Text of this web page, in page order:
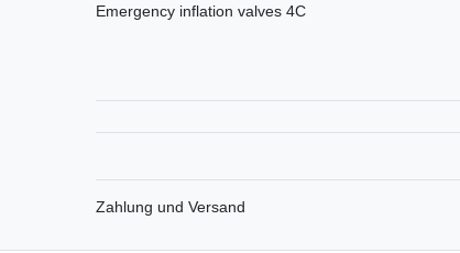
Emergency inflation valves 4C
Zahlung und Versand